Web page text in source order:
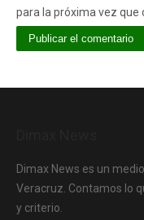
para la próxima vez que
Dimax News es un
Veracruz. Contamos lo
y criterio.